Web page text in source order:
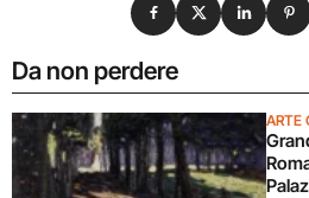
Da non perdere
ARTE